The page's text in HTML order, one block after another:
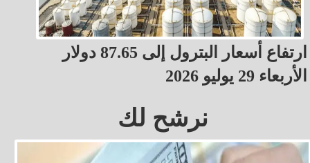
ارتفاع أسعار البترول إلى 87.65 دولار
الأربعاء 29 يوليو 2026
نرشح لك